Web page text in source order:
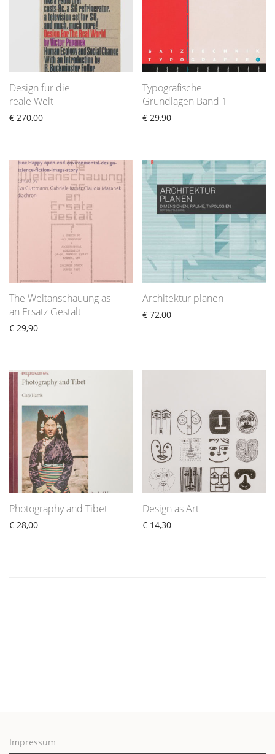
Design für die
reale Welt
€ 270,00
Typografische
Grundlagen Band 1
€ 29,90
The Weltanschauung as
an Ersatz Gestalt
€ 29,90
Architektur planen
€ 72,00
Photography and Tibet
€ 28,00
Design as Art
€ 14,30
Impressum